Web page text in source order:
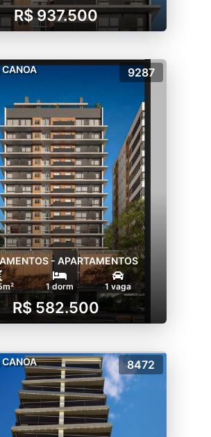
R$ 937.500
CANOA 9287
- APARTAMENTOS
1 dorm 1 vaga
R$ 582.500
CANOA 8472